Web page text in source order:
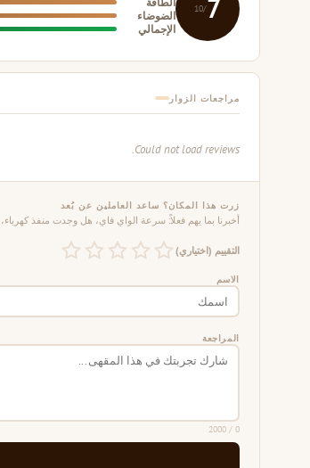
7
/10
الضوضاء
الإجمالي
مراجعات الزوار
Could not load reviews.
زرت هذا المكان؟ ساعد العاملين عن بُعد
أخبرنا بما يهم فعلاً: سرعة الواي فاي، هل وجدت منفذ
التقييم (اختياري)
الاسم
المراجعة
0
/ 2000